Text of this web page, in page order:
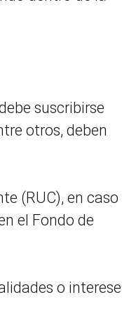
suscribirse
otros, deben
(RUC), en caso
el Fondo de
o